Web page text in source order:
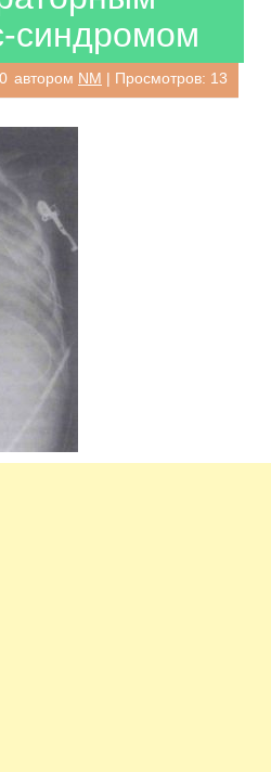
синдромом
автором NM | Просмотров: 13